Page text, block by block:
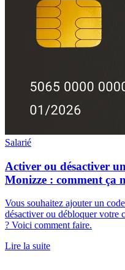
Salarié
Activer ou désactiver
Monizze : comment ça
Vous souhaitez ajouter un
désactiver ou débloquer votre
? Voici comment faire.
Lire la suite